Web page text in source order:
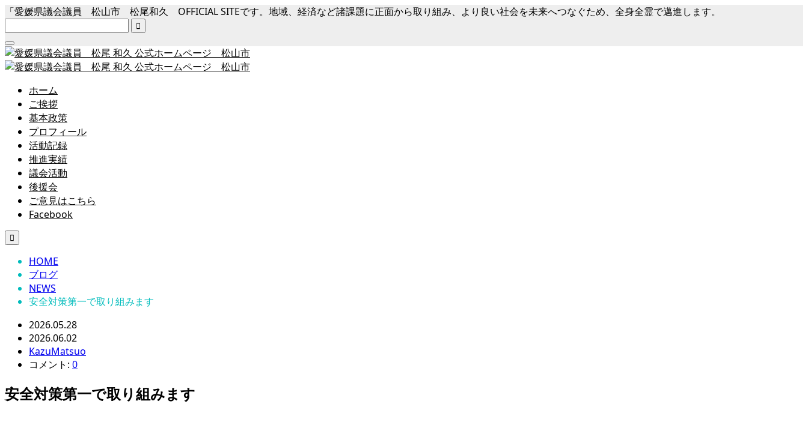
「愛媛県議会議員 松山市 松尾和久 OFFICIAL SITEです。地域、経済など諸課題に正面から取り組み、より良い社会を未来へつなぐため、全身全霊で邁進します。

ホーム
ご挨拶
基本政策
プロフィール
活動記録
推進実績
議会活動
後援会
ご意見はこちら
Facebook

HOME
ブログ
NEWS
安全対策第一で取り組みます
2026.05.28
2026.06.02
KazuMatsuo
コメント: 0
安全対策第一で取り組みます